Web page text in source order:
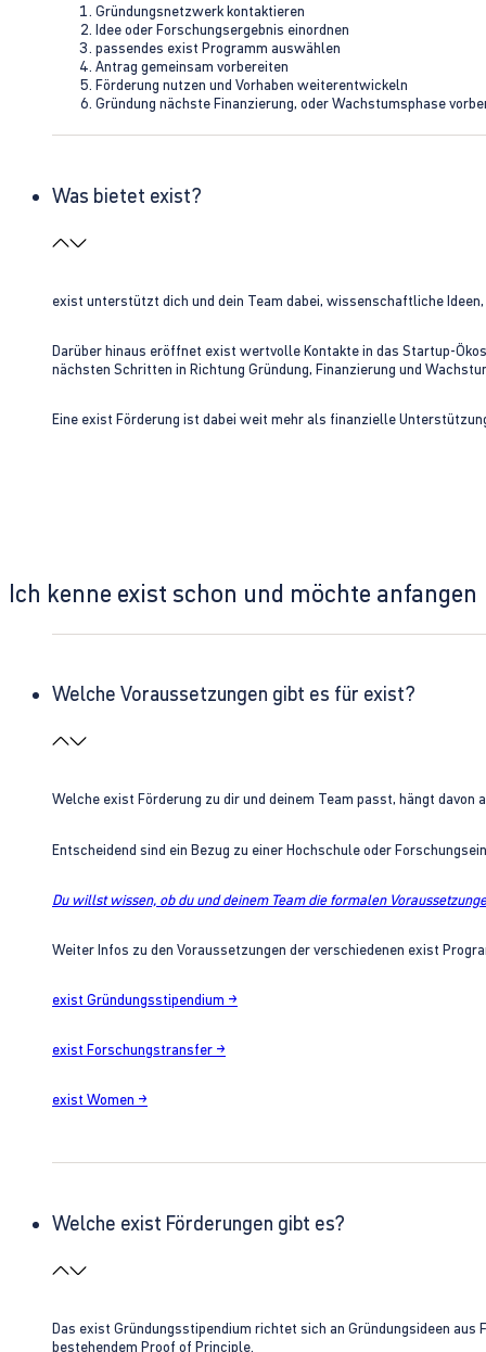
Gründungsnetzwerk kontaktieren
Idee oder Forschungsergebnis einordnen
passendes exist Programm auswählen
Antrag gemeinsam vorbereiten
Förderung nutzen und Vorhaben weiterentwickeln
Gründung nächste Finanzierung, oder Wachstumsphase
Was bietet exist?
exist unterstützt dich und dein Team dabei, wissenschaftliche
Darüber hinaus eröffnet exist wertvolle Kontakte in das Startup-
nächsten Schritten in Richtung Gründung, Finanzierung und
Eine exist Förderung ist dabei weit mehr als finanzielle
Ich kenne exist schon und möchte anfangen
Welche Voraussetzungen gibt es für exist?
Welche exist Förderung zu dir und deinem Team passt, hängt
Entscheidend sind ein Bezug zu einer Hochschule oder
Du willst wissen, ob du und deinem Team die formalen
Weiter Infos zu den Voraussetzungen der verschiedenen exist
exist Gründungsstipendium →
exist Forschungstransfer →
exist Women →
Welche exist Förderungen gibt es?
Das exist Gründungsstipendium richtet sich an Gründungsideen
bestehendem Proof of Principle.